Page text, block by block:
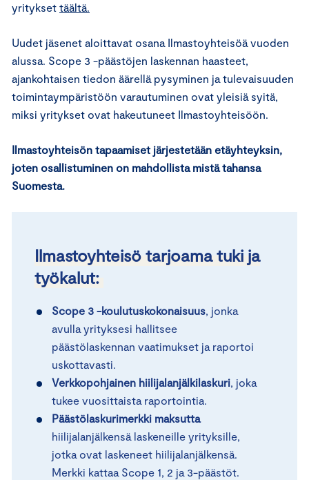
yritykset täältä.
Uudet jäsenet aloittavat osana Ilmastoyhteisöä vuoden
alussa. Scope 3 -päästöjen laskennan haasteet,
ajankohtaisen tiedon äärellä pysyminen ja tulevaisuuden
toimintaympäristöön varautuminen ovat yleisiä syitä,
miksi yritykset ovat hakeutuneet Ilmastoyhteisöön.
Ilmastoyhteisön tapaamiset järjestetään etäyhteyksin,
joten osallistuminen on mahdollista mistä tahansa
Suomesta.
Ilmastoyhteisö tarjoama tuki ja
työkalut:
Scope 3 -koulutuskokonaisuus, jonka
avulla yrityksesi hallitsee
päästölaskennan vaatimukset ja raportoi
uskottavasti.
Verkkopohjainen hiilijalanjälkilaskuri, joka
tukee vuosittaista raportointia.
Päästölaskurimerkki maksutta
hiilijalanjälkensä laskeneille yrityksille,
jotka ovat laskeneet hiilijalanjälkensä.
Merkki kattaa Scope 1, 2 ja 3-päästöt.